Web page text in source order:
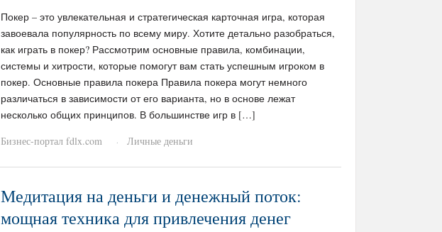
Покер – это увлекательная и стратегическая карточная игра, которая
завоевала популярность по всему миру. Хотите детально разобраться,
как играть в покер? Рассмотрим основные правила, комбинации,
системы и хитрости, которые помогут вам стать успешным игроком в
покер. Основные правила покера Правила покера могут немного
различаться в зависимости от его варианта, но в основе лежат
несколько общих принципов. В большинстве игр в […]
Бизнес-портал fdlx.com
· Личные деньги
Медитация на деньги и денежный поток:
мощная техника для привлечения денег